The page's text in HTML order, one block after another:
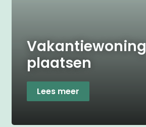
Vakantiewoning
plaatsen
Lees meer